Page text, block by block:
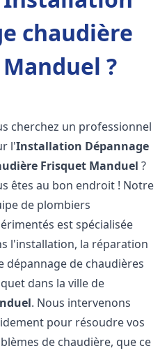
chaudière
?
cherchez un professionnel
l'Installation Dépannage
Frisquet Manduel ?
êtes au bon endroit ! Notre
de plombiers
est spécialisée
l'installation, la réparation
dépannage de chaudières
dans la ville de
. Nous intervenons
pour résoudre vos
de chaudière, que ce